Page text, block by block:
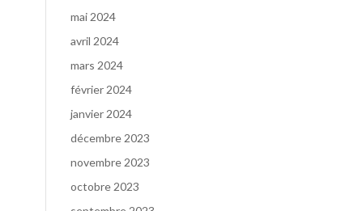
mai 2024
avril 2024
mars 2024
février 2024
janvier 2024
décembre 2023
novembre 2023
octobre 2023